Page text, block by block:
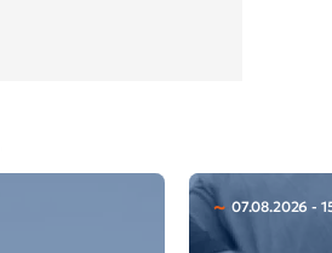
07.08.2026 -